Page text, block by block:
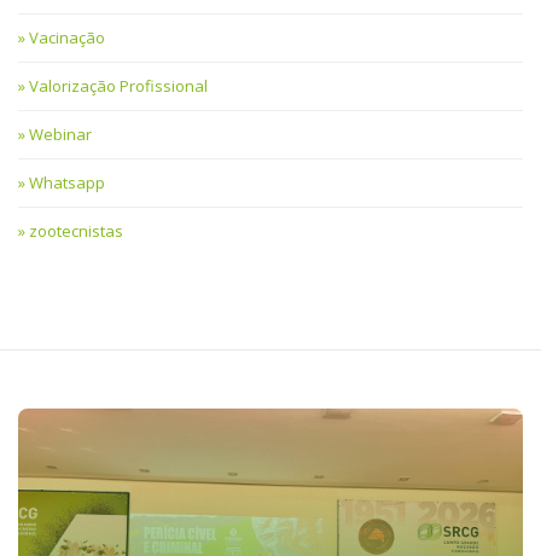
Vacinação
Valorização Profissional
Webinar
Whatsapp
zootecnistas